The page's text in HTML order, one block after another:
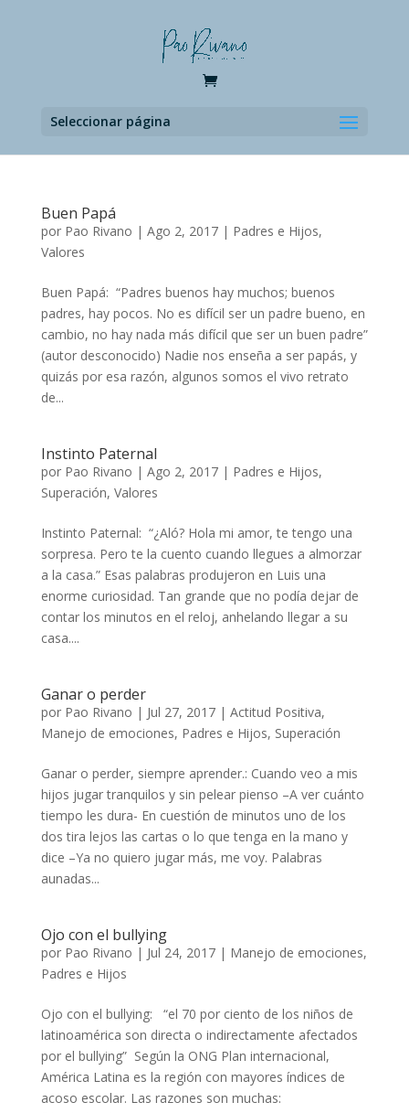
Seleccionar página
Buen Papá
por Pao Rivano | Ago 2, 2017| Padres e Hijos,
Valores
Buen Papá: “Padres buenos hay muchos; buenos
padres, hay pocos. No es difícil ser un padre bueno, en
cambio, no hay nada más difícil que ser un buen padre”
(autor desconocido) Nadie nos enseña a ser papás, y
quizás por esa razón, algunos somos el vivo retrato
de...
Instinto Paternal
por Pao Rivano | Ago 2, 2017| Padres e Hijos,
Superación, Valores
Instinto Paternal: “¿Aló? Hola mi amor, te tengo una
sorpresa. Pero te la cuento cuando llegues a almorzar
a la casa.” Esas palabras produjeron en Luis una
enorme curiosidad. Tan grande que no podía dejar de
contar los minutos en el reloj, anhelando llegar a su
casa....
Ganar o perder
por Pao Rivano | Jul 27, 2017| Actitud Positiva,
Manejo de emociones, Padres e Hijos, Superación
Ganar o perder, siempre aprender.: Cuando veo a mis
hijos jugar tranquilos y sin pelear pienso –A ver cuánto
tiempo les dura- En cuestión de minutos uno de los
dos tira lejos las cartas o lo que tenga en la mano y
dice –Ya no quiero jugar más, me voy. Palabras
aunadas...
Ojo con el bullying
por Pao Rivano | Jul 24, 2017| Manejo de emociones,
Padres e Hijos
Ojo con el bullying: “el 70 por ciento de los niños de
latinoamérica son directa o indirectamente afectados
por el bullying” Según la ONG Plan internacional,
América Latina es la región con mayores índices de
acoso escolar. Las razones son muchas: